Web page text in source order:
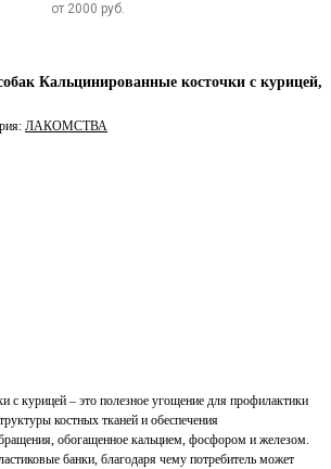
от 2000 руб.
Кальцинированные косточки с курицей,
ЛАКОМСТВА
с курицей – это полезное угощение для профилактики
костных тканей и обеспечения
обогащенное кальцием, фосфором и железом.
банки, благодаря чему потребитель может